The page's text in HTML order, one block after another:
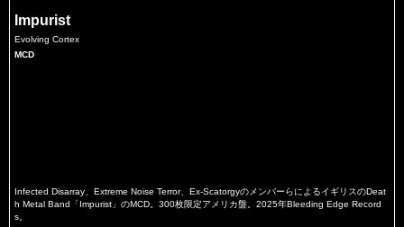
Impurist
Evolving Cortex
MCD
Infected Disarray、Extreme Noise Terror、Ex-ScatorgyのメンバーらによるイギリスのDeat
h Metal Band「Impurist」のMCD。300枚限定アメリカ盤。2025年Bleeding Edge Record
s。